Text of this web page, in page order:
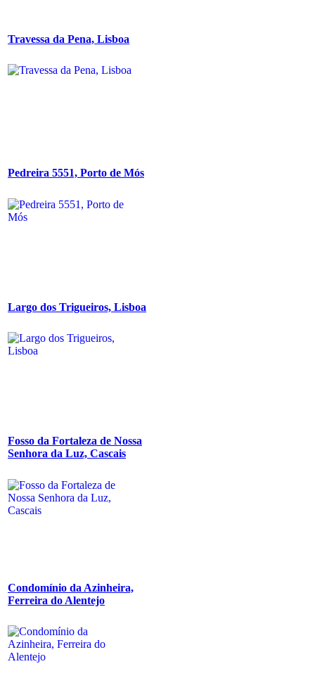
Travessa da Pena, Lisboa
Pedreira 5551, Porto de Mós
Largo dos Trigueiros, Lisboa
Fosso da Fortaleza de Nossa
Senhora da Luz, Cascais
Condomínio da Azinheira,
Ferreira do Alentejo